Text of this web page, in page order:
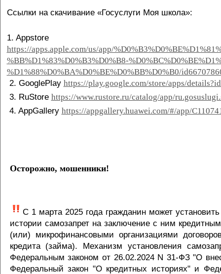
Ссылки на скачивание «Госуслуги Моя школа»:
1. Appstore
https://apps.apple.com/us/app/
%BB%D1%83%D0%B3%D0%B8-
%D1%88%D0%BA%D0%BE%D0%BB%D0%B0/
2. GooglePlay https://play.google.com/store/apps/
3. RuStore https://www.rustore.ru/catalog/app/
4. AppGallery https://appgallery.huawei.com/#/app/
Осторожно, мошенники!
С 1 марта 2025 года гражданин может
истории самозапрет на заключение с ним
(или) микрофинансовыми организациями договоров
кредита (займа). Механизм установления
Федеральным законом от 26.02.2024 N 31-ФЗ "О
Федеральный закон "О кредитных историях" и